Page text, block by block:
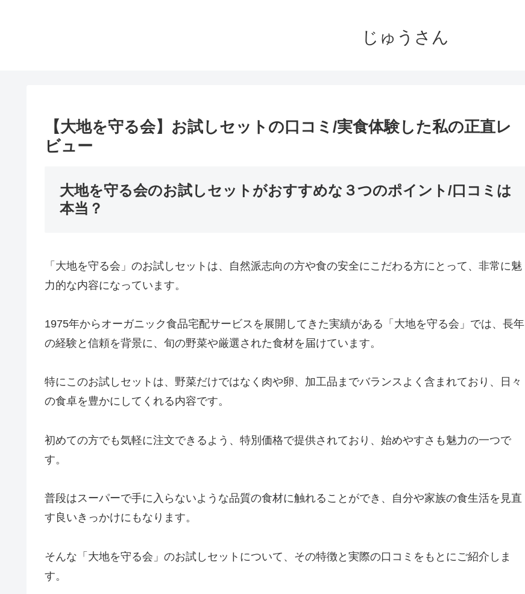
じゅうさん
【大地を守る会】お試しセットの口コミ/実食体験した私の正直レ
ビュー
大地を守る会のお試しセットがおすすめな３つのポイント/口コミは
本当？
「大地を守る会」のお試しセットは、自然派志向の方や食の安全にこだわる方にとって、非常に魅
力的な内容になっています。
1975年からオーガニック食品宅配サービスを展開してきた実績がある「大地を守る会」では、長年
の経験と信頼を背景に、旬の野菜や厳選された食材を届けています。
特にこのお試しセットは、野菜だけではなく肉や卵、加工品までバランスよく含まれており、日々
の食卓を豊かにしてくれる内容です。
初めての方でも気軽に注文できるよう、特別価格で提供されており、始めやすさも魅力の一つで
す。
普段はスーパーで手に入らないような品質の食材に触れることができ、自分や家族の食生活を見直
す良いきっかけにもなります。
そんな「大地を守る会」のお試しセットについて、その特徴と実際の口コミをもとにご紹介しま
す。